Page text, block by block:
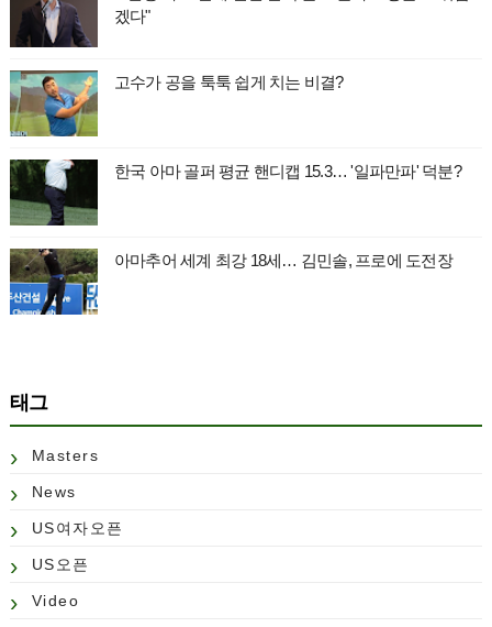
겠다"
고수가 공을 툭툭 쉽게 치는 비결?
한국 아마 골퍼 평균 핸디캡 15.3… '일파만파' 덕분?
아마추어 세계 최강 18세… 김민솔, 프로에 도전장
태그
Masters
News
US여자오픈
US오픈
Video